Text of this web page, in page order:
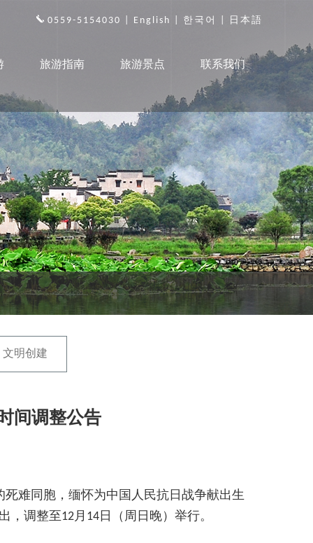
0559-5154030 | English 한국어 日本語
旅游指南 旅游景点 联系我们
文明创建
间调整公告
难同胞，缅怀为中国人民抗日战争献出生
调整至12月14日（周日晚）举行。